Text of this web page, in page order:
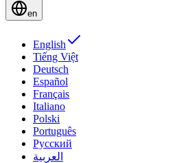
en
English
Tiếng Việt
Deutsch
Español
Français
Italiano
Polski
Português
Русский
العربية